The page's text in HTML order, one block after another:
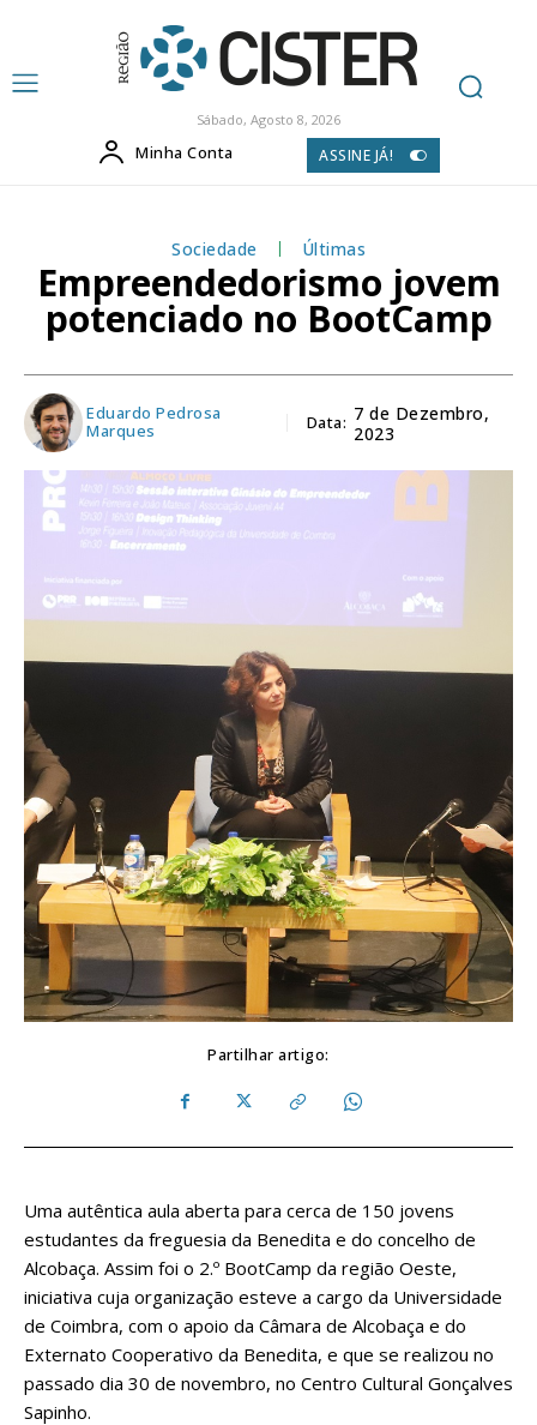
Sábado, Agosto 8, 2026
Minha Conta ASSINE JÁ!
Sociedade Últimas
Empreendedorismo jovem
potenciado no BootCamp
Eduardo Pedrosa
Marques
Data: 7 de Dezembro,
2023
Partilhar artigo:
Uma autêntica aula aberta para cerca de 150 jovens
estudantes da freguesia da Benedita e do concelho de
Alcobaça. Assim foi o 2.º BootCamp da região Oeste,
iniciativa cuja organização esteve a cargo da Universidade
de Coimbra, com o apoio da Câmara de Alcobaça e do
Externato Cooperativo da Benedita, e que se realizou no
passado dia 30 de novembro, no Centro Cultural Gonçalves
Sapinho.